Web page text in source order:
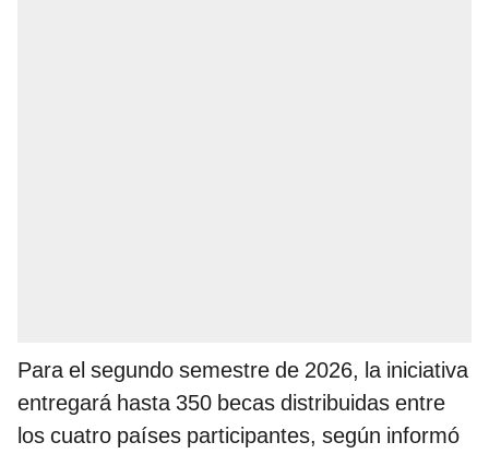
Para el segundo semestre de 2026, la iniciativa
entregará hasta 350 becas distribuidas entre
los cuatro países participantes, según informó